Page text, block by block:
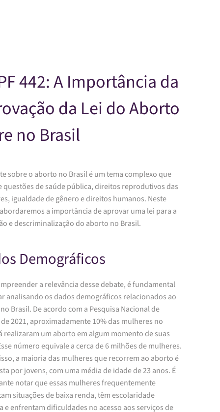
442: A Importância da
da Lei do Aborto
no Brasil
sobre o aborto no Brasil é um tema complexo que
questões de saúde pública, direitos reprodutivos das
igualdade de gênero e direitos humanos. Neste
a importância de aprovar uma lei para a
e descriminalização do aborto no Brasil.
Demográficos
a relevância desse debate, é fundamental
analisando os dados demográficos relacionados ao
Brasil. De acordo com a Pesquisa Nacional de
2021, aproximadamente 10% das mulheres no
realizaram um aborto em algum momento de suas
número equivale a cerca de 6 milhões de mulheres.
a maioria das mulheres que recorrem ao aborto é
por jovens, com uma média de idade de 23 anos. É
notar que essas mulheres frequentemente
situações de baixa renda, têm escolaridade
e enfrentam dificuldades no acesso aos serviços de